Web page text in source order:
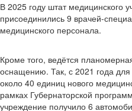
В 2025 году штат медицинского
присоединились 9 врачей-
медицинского персонала.
Кроме того, ведётся
оснащению. Так, с 2021 года
около 40 единиц нового
рамках Губернаторской
учреждение получило 6